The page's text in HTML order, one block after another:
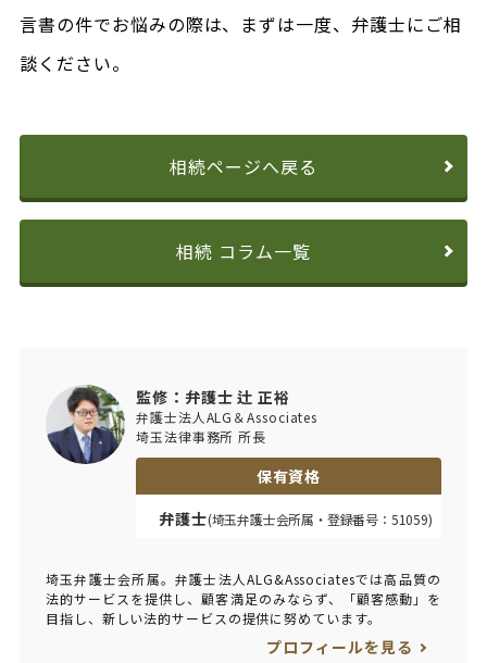
言書の件でお悩みの際は、まずは一度、弁護士にご相
談ください。
相続ページへ戻る
相続 コラム一覧
監修：弁護士 辻 正裕
弁護士法人ALG＆Associates
埼玉法律事務所 所長
保有資格
弁護士(埼玉弁護士会所属・登録番号：51059)
埼玉弁護士会所属。弁護士法人ALG&Associatesでは高品質の
法的サービスを提供し、顧客満足のみならず、「顧客感動」を
目指し、新しい法的サービスの提供に努めています。
プロフィールを見る